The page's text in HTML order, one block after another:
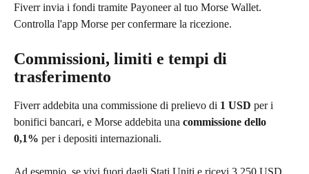
Fiverr invia i fondi tramite Payoneer al tuo Morse Wallet.
Controlla l'app Morse per confermare la ricezione.
Commissioni, limiti e tempi di
trasferimento
Fiverr addebita una commissione di prelievo di 1 USD per i
bonifici bancari, e Morse addebita una commissione dello
0,1% per i depositi internazionali.